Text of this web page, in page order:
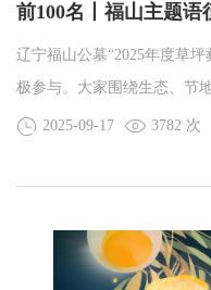
前100名丨福山主题
辽宁福山公墓“2025年度草
极参与。大家围绕生态、节
精彩作品。
2025-09-17 3782 次